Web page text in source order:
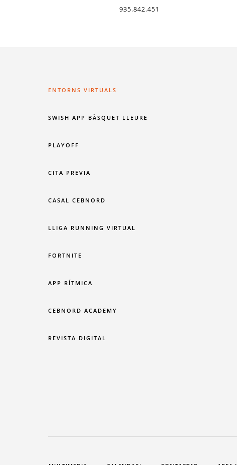
935.842.451
ENTORNS VIRTUALS
SWISH APP BÀSQUET LLEURE
PLAYOFF
CITA PREVIA
CASAL CEBNORD
LLIGA RUNNING VIRTUAL
FORTNITE
APP RÍTMICA
CEBNORD ACADEMY
REVISTA DIGITAL